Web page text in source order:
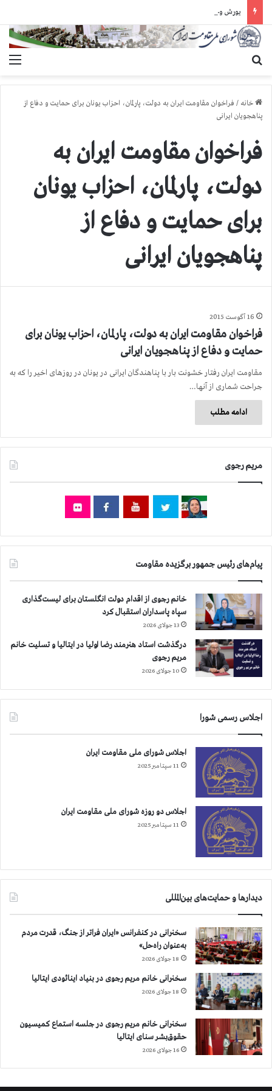
یورش وحشیانه گارد زندان اوین به سالن ۵ بند ۷ و ضرب و شتم زندانیان
خانه / فراخوان مقاومت ایران به دولت، پارلمان، احزاب یونان برای حمایت و دفاع از
پناهجویان ایرانی
فراخوان مقاومت ایران به
دولت، پارلمان، احزاب یونان
برای حمایت و دفاع از
پناهجویان ایرانی
16 آگوست 2015
فراخوان مقاومت ایران به دولت، پارلمان، احزاب یونان برای
حمایت و دفاع از پناهجویان ایرانی
مقاومت ایران رفتار خشونت بار با پناهندگان ایرانی در یونان در روزهای اخیر را كه به
جراحت شماری از آنها…
ادامه مطلب
مریم رجوی
پیام‌های رئیس جمهور برگزیده مقاومت
خانم رجوی از اقدام دولت انگلستان برای لیست‌گذاری
سپاه پاسداران استقبال کرد
13 جولای 2026
درگذشت استاد هنرمند رضا اولیا در ایتالیا و تسلیت خانم
مریم رجوی
10 جولای 2026
اجلاس رسمی شورا
اجلاس شورای ملی مقاومت ایران
11 سپتامبر 2025
اجلاس دو روزه شورای ملی مقاومت ایران
11 سپتامبر 2025
دیدارها و حمایت‌های بین‌المللی
سخنرانی در کنفرانس «ایران فراتر از جنگ، قدرت مردم
به‌عنوان راه‌حل»
18 جولای 2026
سخنرانی خانم مریم رجوی در بنیاد اینائودی ایتالیا
18 جولای 2026
سخنرانی خانم مریم رجوی در جلسه استماع کمیسیون
حقوق‌بشر سنای ایتالیا
16 جولای 2026